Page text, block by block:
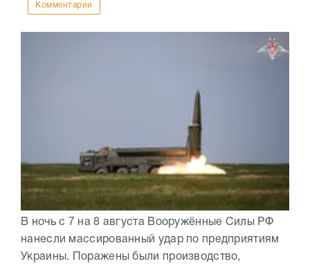
Комментарии
В ночь с 7 на 8 августа Вооружённые Силы РФ
нанесли массированный удар по предприятиям
Украины. Поражены были производство,